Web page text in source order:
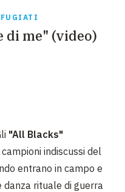
di me" (video)
"All Blacks"
indiscussi del
entrano in campo e
rituale di guerra